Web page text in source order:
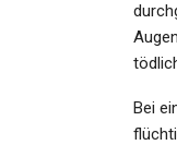
Bei